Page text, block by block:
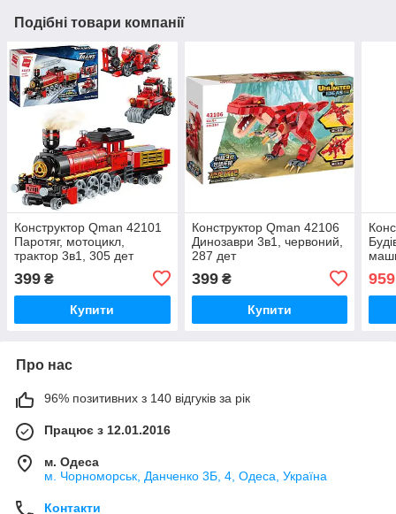
Подібні товари компанії
Конструктор Qman 42101
Паротяг, мотоцикл,
трактор 3в1, 305 дет
399 ₴
Купити
Конструктор Qman 42106
Динозаври 3в1, червоний,
287 дет
399₴
Купити
959
Про нас
96% позитивних з 140 відгуків за рік
Працює з 12.01.2016
м. Одеса
м. Чорноморськ, Данченко 3Б, 4, Одеса, Україна
Контакти